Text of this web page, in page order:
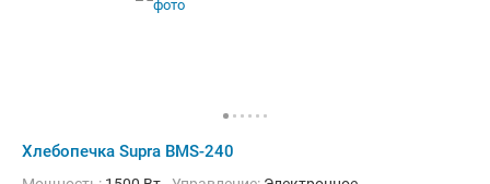
Хлебопечка Supra BMS-240